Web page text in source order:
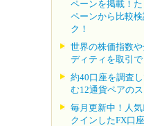
ペーンを掲載！
ペーンから比較
ク！
世界の株価指数
ディティを取引で
約40口座を調査
む12通貨ペアの
毎月更新中！人
クインしたFX口